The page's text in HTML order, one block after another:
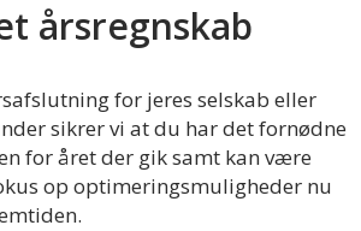
årsregnskab
for jeres selskab eller
sikrer vi at du har det fornødne
for året der gik samt kan være
op optimeringsmuligheder nu